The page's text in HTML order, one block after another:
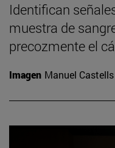
Identifican
muestra de
precozmente el
Imagen Manuel Castells